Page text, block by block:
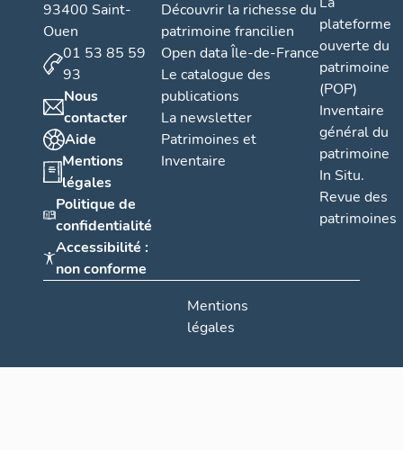
93400 Saint-
Ouen
01 53 85 59
93
Nous
contacter
Aide
Mentions
légales
Politique de
confidentialité
Accessibilité :
non conforme
Découvrir la richesse du
patrimoine francilien
Open data Île-de-France
Le catalogue des
publications
La newsletter
Patrimoines et
Inventaire
plateforme
ouverte du
patrimoine
(POP)
Inventaire
général du
patrimoine
In Situ.
Revue des
patrimoines
Mentions
légales